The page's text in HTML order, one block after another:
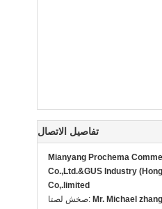
تفاصيل الاتصال
Mianyang Prochema
Co.,Ltd.&GUS Industry
Co,.limited
اتصل شخص: Mr. Michael zhang